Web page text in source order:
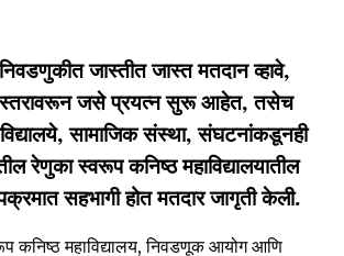
जास्तीत जास्त मतदान व्हावे,
स्तरावरून जसे प्रयत्न सुरू आहेत, तसेच
सामाजिक संस्था, संघटनांकडूनही
रेणुका स्वरूप कनिष्ठ महाविद्यालयातील
उपक्रमात सहभागी होत मतदार जागृती केली.
कनिष्ठ महाविद्यालय, निवडणूक आयोग आणि